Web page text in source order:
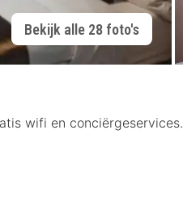
Bekijk alle 28 foto's
wifi en conciërgeservices.